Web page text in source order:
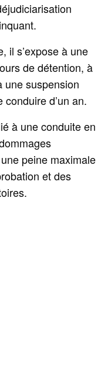
il s’expose à une
de détention, à
une suspension
d’un an.
à une conduite en
peine maximale
et des